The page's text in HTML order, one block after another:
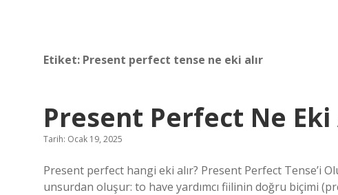
Etiket: Present perfect tense ne eki alır
Present Perfect Ne Eki
Tarih: Ocak 19, 2025
Present perfect hangi eki alır? Present Perfect Tense’i
unsurdan oluşur: to have yardımcı fiilinin doğru biçimi